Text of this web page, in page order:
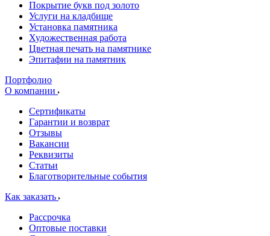
Покрытие букв под золото
Услуги на кладбище
Установка памятника
Художественная работа
Цветная печать на памятнике
Эпитафии на памятник
Портфолио
О компании
Сертификаты
Гарантии и возврат
Отзывы
Вакансии
Реквизиты
Статьи
Благотворительные события
Как заказать
Рассрочка
Оптовые поставки